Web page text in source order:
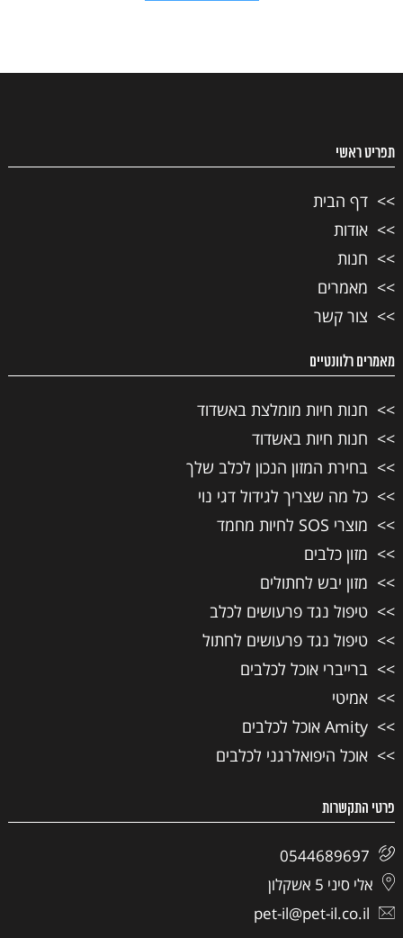
תפריט ראשי
דף הבית
אודות
חנות
מאמרים
צור קשר
מאמרים רלוונטיים
חנות חיות מומלצת באשדוד
חנות חיות באשדוד
בחירת המזון הנכון לכלב שלך
כל מה שצריך לגידול דגי נוי
מוצרי SOS לחיות מחמד
מזון כלבים
מזון יבש לחתולים
טיפול נגד פרעושים לכלב
טיפול נגד פרעושים לחתול
ברייברי אוכל לכלבים
אמיטי
Amity אוכל לכלבים
אוכל היפואלרגני לכלבים
פרטי התקשרות
0544689697
אלי סיני 5 אשקלון
pet-il@pet-il.co.il